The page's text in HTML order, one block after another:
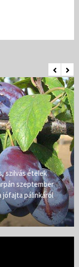
szilvás ételek
szeptember
jófajta pálinkáról